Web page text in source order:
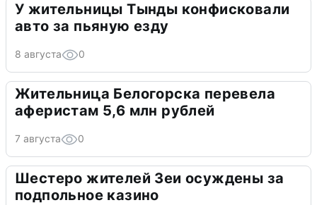
У жительницы Тынды конфисковали
авто за пьяную езду
8 августа 0
Жительница Белогорска перевела
аферистам 5,6 млн рублей
7 августа 0
Шестеро жителей Зеи осуждены за
подпольное казино